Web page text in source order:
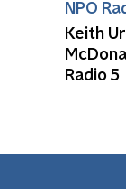
NPO
Keith
Radio 5